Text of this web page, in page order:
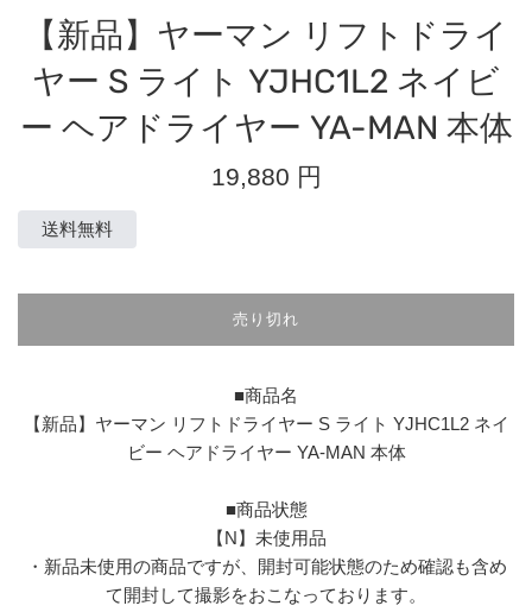
【新品】ヤーマン リフトドライ
ヤー S ライト YJHC1L2 ネイビ
ー ヘアドライヤー YA-MAN 本体
通
19,880 円
送料無料
売り切れ
■商品名
【新品】ヤーマン リフトドライヤー S ライト YJHC1L2 ネイ
ビー ヘアドライヤー YA-MAN 本体
■商品状態
【N】未使用品
・新品未使用の商品ですが、開封可能状態のため確認も含め
て開封して撮影をおこなっております。